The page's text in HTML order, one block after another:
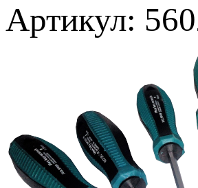
Артикул: